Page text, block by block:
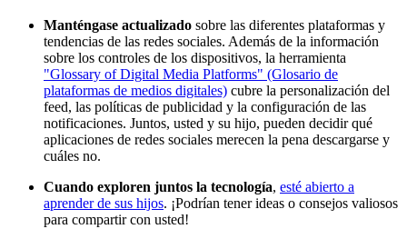
Manténgase actualizado sobre las diferentes plataformas y
tendencias de las redes sociales. Además de la información
sobre los controles de los dispositivos, la herramienta
"Glossary of Digital Media Platforms" (Glosario de
plataformas de medios digitales) cubre la personalización del
feed, las políticas de publicidad y la configuración de las
notificaciones. Juntos, usted y su hijo, pueden decidir qué
aplicaciones de redes sociales merecen la pena descargarse y
cuáles no.
Cuando exploren juntos la tecnología, esté abierto a
aprender de sus hijos. ¡Podrían tener ideas o consejos valiosos
para compartir con usted!